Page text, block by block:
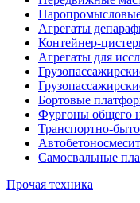
Агрегаты
Контейнер-
Агрегаты для
Бортовые
Фургоны общего
Транспортно-
Самосвальные
Прочая техника